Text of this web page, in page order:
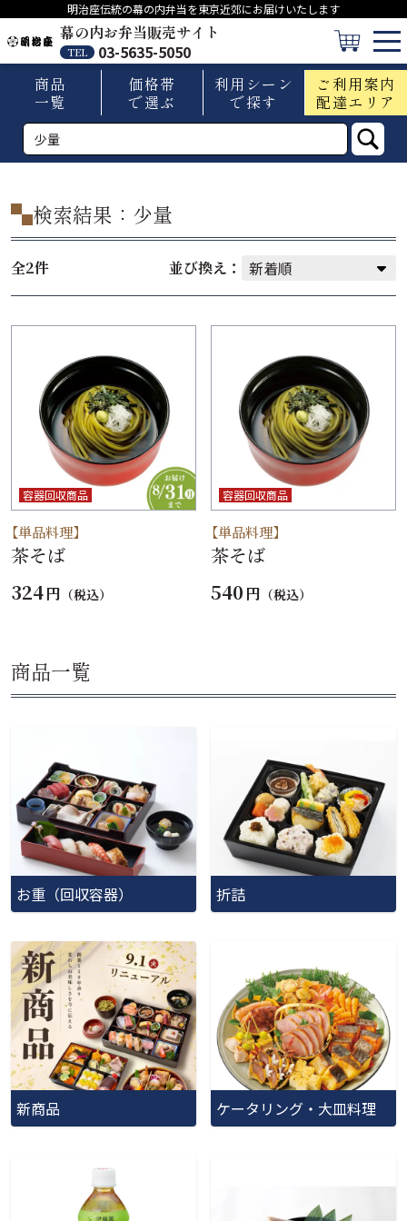
明治座伝統の幕の内弁当を東京近郊にお届けいたします
幕の内お弁当販売サイト
TEL
03-5635-5050
商品
一覧
価格帯
で選ぶ
利用シーン
で探す
ご利用案内
配達エリア
検索結果：少量
全2件 並び換え：
容器回収商品
【単品料理】
茶そば
324円 （税込）
容器回収商品
【単品料理】
茶そば
540 円 （税込）
商品一覧
お重（回収容器） 折詰
新商品 ケータリング・大皿料理